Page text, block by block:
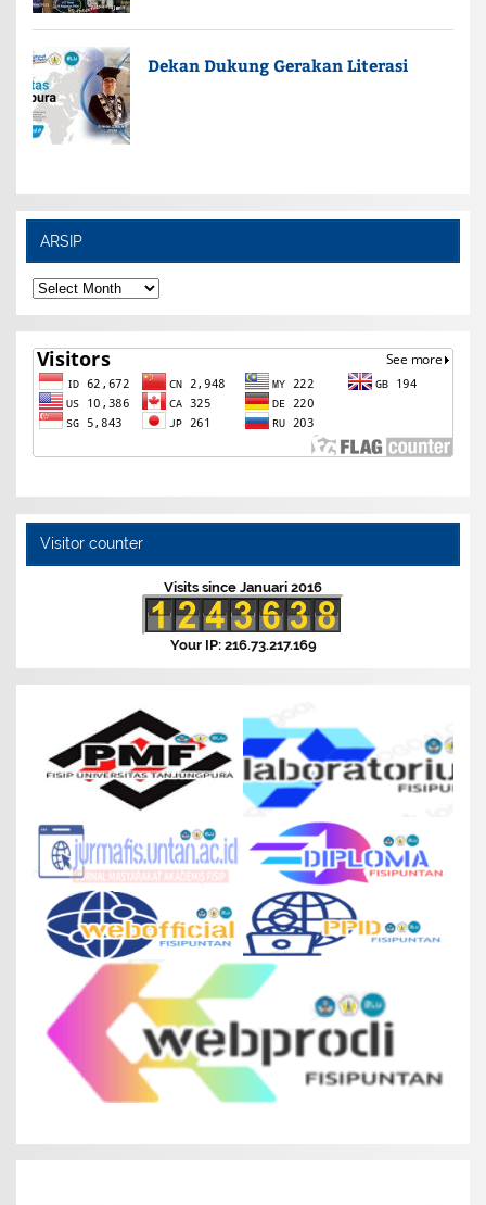
Dekan Dukung Gerakan Literasi
ARSIP
ARSIP
Visitor counter
Visits since Januari 2016
Your IP: 216.73.217.169